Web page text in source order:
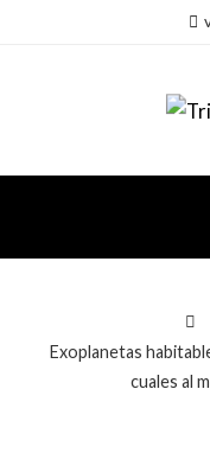
Exoplanetas
cuales al